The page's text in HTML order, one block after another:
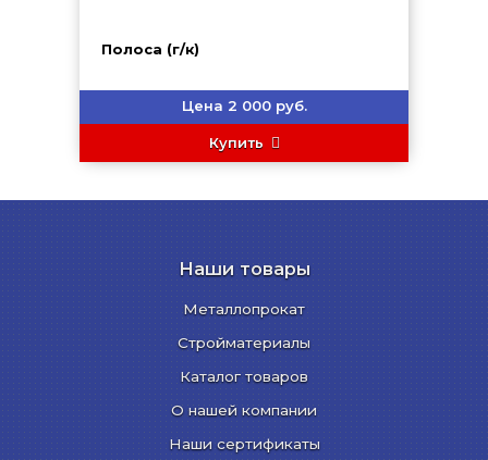
Полоса (г/к)
Цена 2 000 руб.
Купить
Наши товары
Металлопрокат
Стройматериалы
Каталог товаров
О нашей компании
Наши сертификаты